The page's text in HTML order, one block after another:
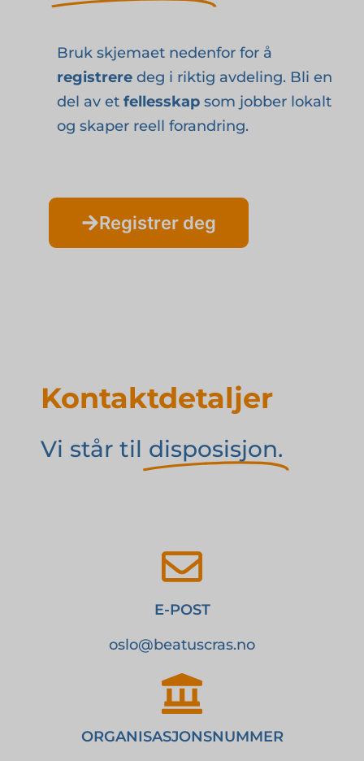
Bruk skjemaet nedenfor for å
registrere deg i riktig avdeling. Bli en
del av et fellesskap som jobber lokalt
og skaper reell forandring.
Registrer deg
Kontaktdetaljer
Vi står til disposisjon.
E-POST
oslo@beatuscras.no
ORGANISASJONSNUMMER